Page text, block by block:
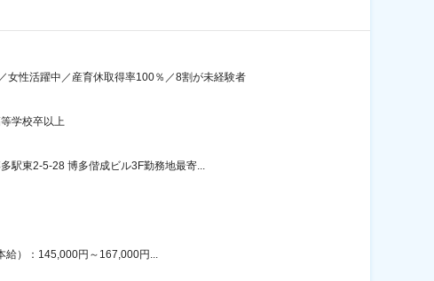
女性活躍中／産育休取得率100％／8割が未経験者
学校卒以上
駅東2-5-28 博多偕成ビル3F勤務地最寄...
）：145,000円～167,000円...